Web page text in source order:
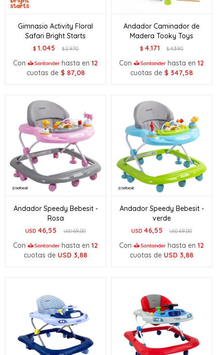
Gimnasio Activity Floral
Safari Bright Starts
$ 1.045 $2.970
Con hasta en 12
cuotas de $ 87,08
Andador Caminador de
Madera Tooky Toys
$ 4.171 $4.390
Con hasta en 12
cuotas de $ 347,58
Andador Speedy Bebesit -
Rosa
USD 46,55 USD69,00
Con hasta en 12
cuotas de USD 3,88
Andador Speedy Bebesit -
verde
USD 46,55 USD69,00
Con hasta en 12
cuotas de USD 3,88